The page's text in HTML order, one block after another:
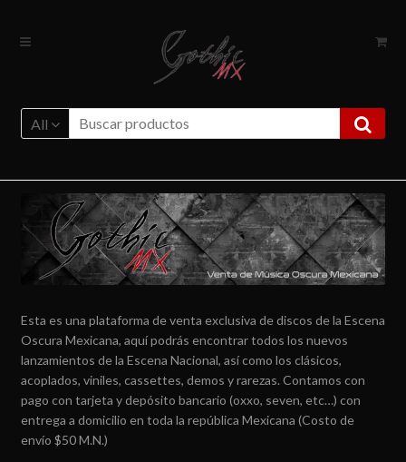
Ir
Ir
All
Esta es una plataforma de venta exclusiva de discos de la Escena
Oscura Mexicana, aquí podrás encontrar todos los nuevos
lanzamientos de la Escena Nacional, así como los clásicos,
acoplados, viniles, cassettes, demos y rarezas. Contamos con
pago con tarjeta y depósito bancario (oxxo, seven, etc…) con
entrega a domicilio en toda la república Mexicana (Costo de
envío $50 M.N.)